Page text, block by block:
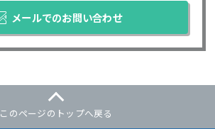
メールでのお問い合わせ
このページのトップへ戻る